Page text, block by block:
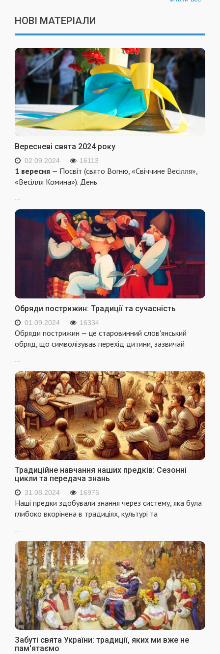
НОВІ МАТЕРІАЛИ
Вересневі свята 2024 року
02.09.2024 16113
1 вересня — Посвіт (свято Вогню, «Свіччине Весілля»,
«Весілля Комина»). День
...
Обряди пострижин: Традиції та сучасність
01.09.2024 16334
Обряди пострижин — це старовинний слов'янський
обряд, що символізував перехід дитини, зазвичай
Традиційне навчання наших предків: Сезонні
цикли та передача знань
31.08.2024 16975
Наші предки здобували знання через систему, яка була
глибоко вкорінена в традиціях, культурі та
Забуті свята України: традиції, яких ми вже не
пам'ятаємо